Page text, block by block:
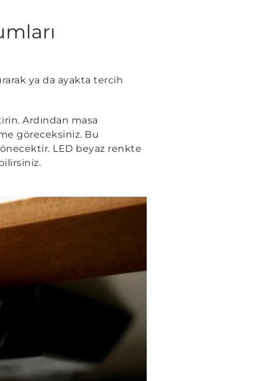
ya da ayakta tercih
Ardından masa
göreceksiniz. Bu
LED beyaz renkte